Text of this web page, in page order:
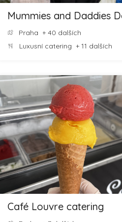
Praha + 40 dalších
Luxusní catering + 11 dalších
Café Louvre catering